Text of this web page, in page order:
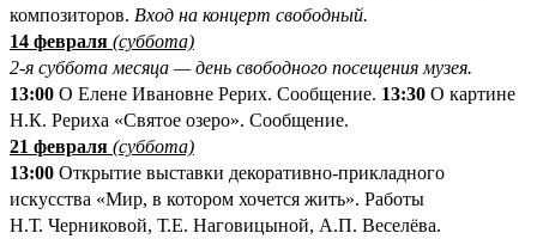
композиторов. Вход на концерт свободный.
14 февраля (суббота)
2-я суббота месяца — день свободного посещения музея.
13:00 О Елене Ивановне Рерих. Сообщение. 13:30 О картине
Н.К. Рериха «Святое озеро». Сообщение.
21 февраля (суббота)
13:00 Открытие выставки декоративно-прикладного
искусства «Мир, в котором хочется жить». Работы
Н.Т. Черниковой, Т.Е. Наговицыной, А.П. Веселёва.